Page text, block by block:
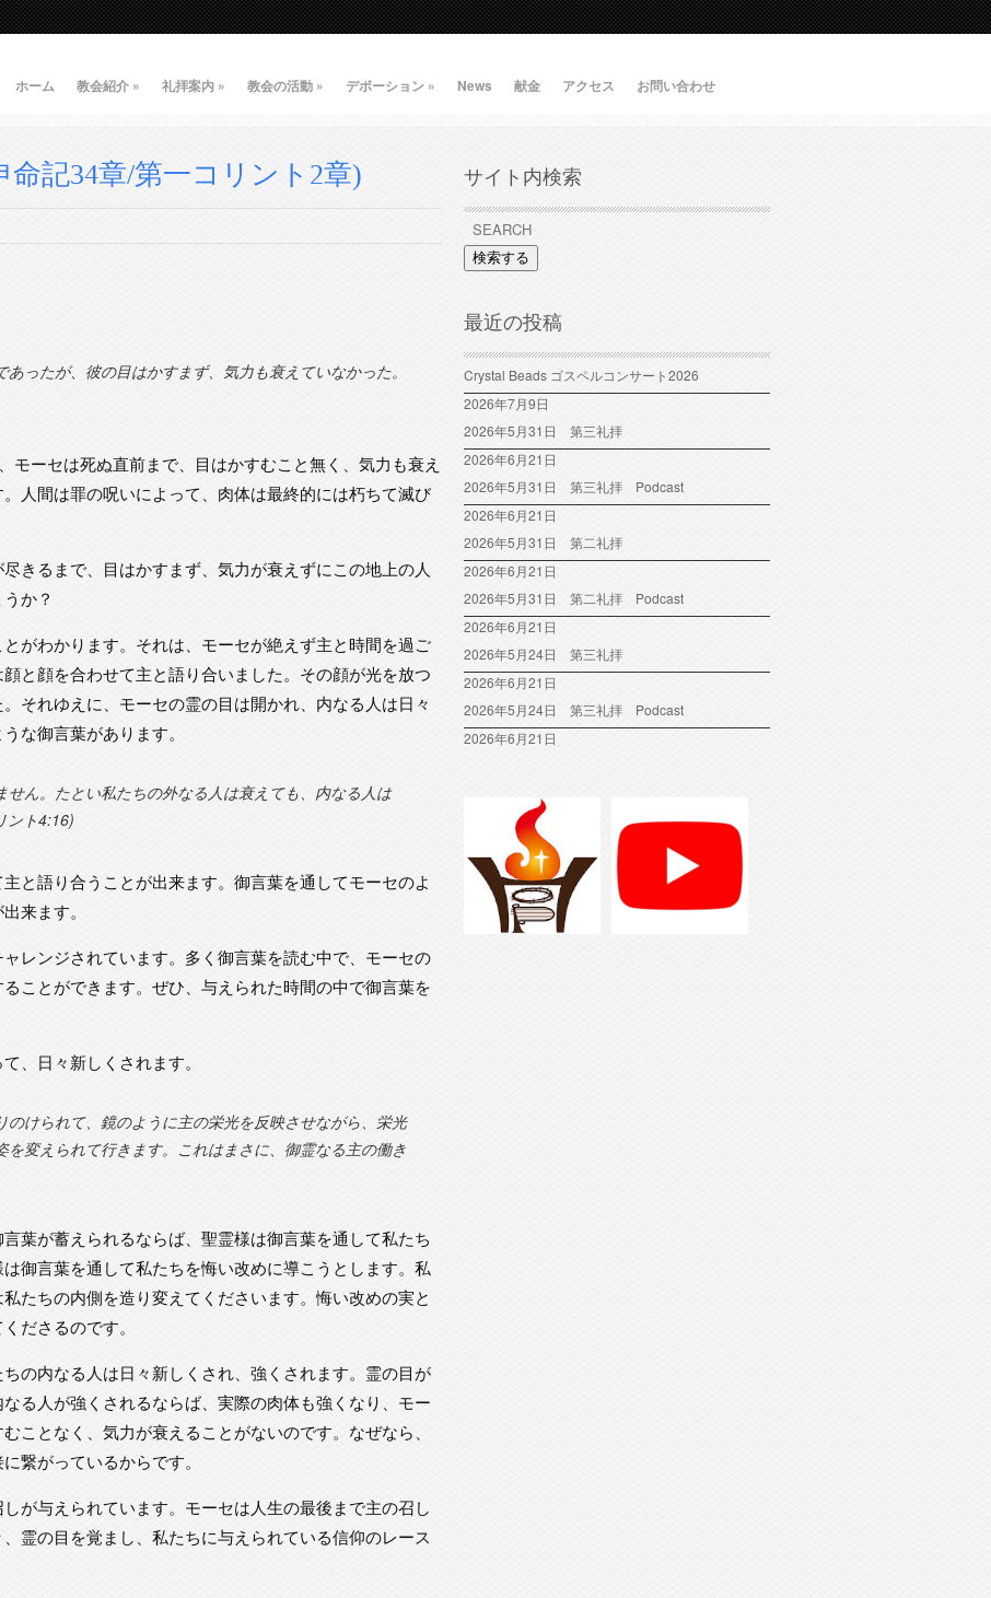
ホーム 教会紹介 » 礼拝案内 » 教会の活動 » デボーション » News 献金 アクセス お問い合わせ
命記34章/第一コリント2章)
ったが、彼の目はかすまず、気力も衰えていなかった。
モーセは死ぬ直前まで、目はかすむこと無く、気力も衰え
人間は罪の呪いによって、肉体は最終的には朽ちて滅び
きるまで、目はかすまず、気力が衰えずにこの地上の人
か？
がわかります。それは、モーセが絶えず主と時間を過ご
と顔を合わせて主と語り合いました。その顔が光を放つ
それゆえに、モーセの霊の目は開かれ、内なる人は日々
な御言葉があります。
せん。たとい私たちの外なる人は衰えても、内なる人は
ント4:16)
と語り合うことが出来ます。御言葉を通してモーセのよ
来ます。
レンジされています。多く御言葉を読む中で、モーセの
ことができます。ぜひ、与えられた時間の中で御言葉を
、日々新しくされます。
のけられて、鏡のように主の栄光を反映させながら、栄光
変えられて行きます。これはまさに、御霊なる主の働き
葉が蓄えられるならば、聖霊様は御言葉を通して私たち
御言葉を通して私たちを悔い改めに導こうとします。私
たちの内側を造り変えてくださいます。悔い改めの実と
ださるのです。
の内なる人は日々新しくされ、強くされます。霊の目が
る人が強くされるならば、実際の肉体も強くなり、モー
ことなく、気力が衰えることがないのです。なぜなら、
繋がっているからです。
が与えられています。モーセは人生の最後まで主の召し
霊の目を覚まし、私たちに与えられている信仰のレース
サイト内検索
検索する
最近の投稿
Crystal Beads ゴスペルコンサート2026
2026年7月9日
2026年5月31日 第三礼拝
2026年6月21日
2026年5月31日 第三礼拝 Podcast
2026年6月21日
2026年5月31日 第二礼拝
2026年6月21日
2026年5月31日 第二礼拝 Podcast
2026年6月21日
2026年5月24日 第三礼拝
2026年6月21日
2026年5月24日 第三礼拝 Podcast
2026年6月21日